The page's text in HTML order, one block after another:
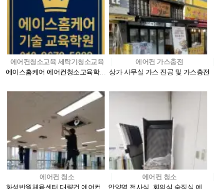
에어컨청소교육 세탁기청소교육
에이스홈케어 에어컨청소교육학원 사진
에어컨 가스충전
상가 사무실 가스 진공 및 가스충전
에어컨 청소
에어컨 청소